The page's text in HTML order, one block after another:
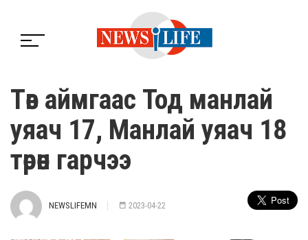
Төв аймгаас Тод манлай
уяач 17, Манлай уяач 18
төрөн гарчээ
NEWSLIFEMN 2023-04-22